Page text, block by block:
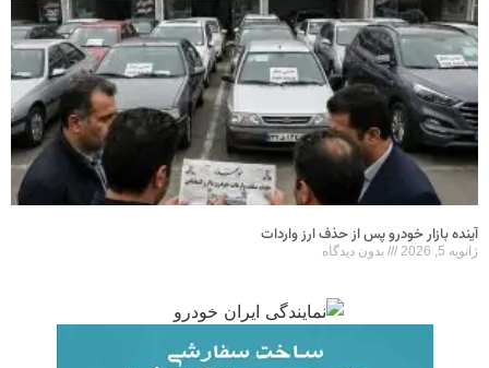
آینده بازار خودرو پس از حذف ارز واردات
ژانویه 5, 2026 بدون دیدگاه